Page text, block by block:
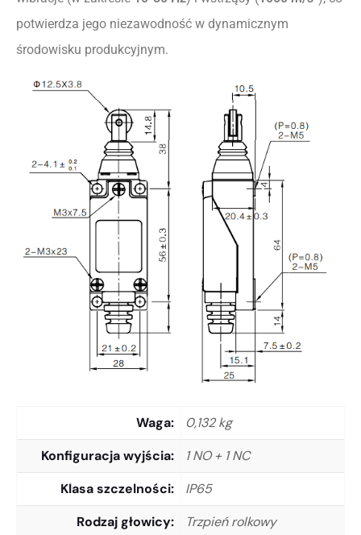
potwierdza jego niezawodność w dynamicznym
środowisku produkcyjnym.
Waga
0,132 kg
Konfiguracja wyjścia
1 NO + 1 NC
Klasa szczelności
IP65
Rodzaj głowicy
Trzpień rolkowy